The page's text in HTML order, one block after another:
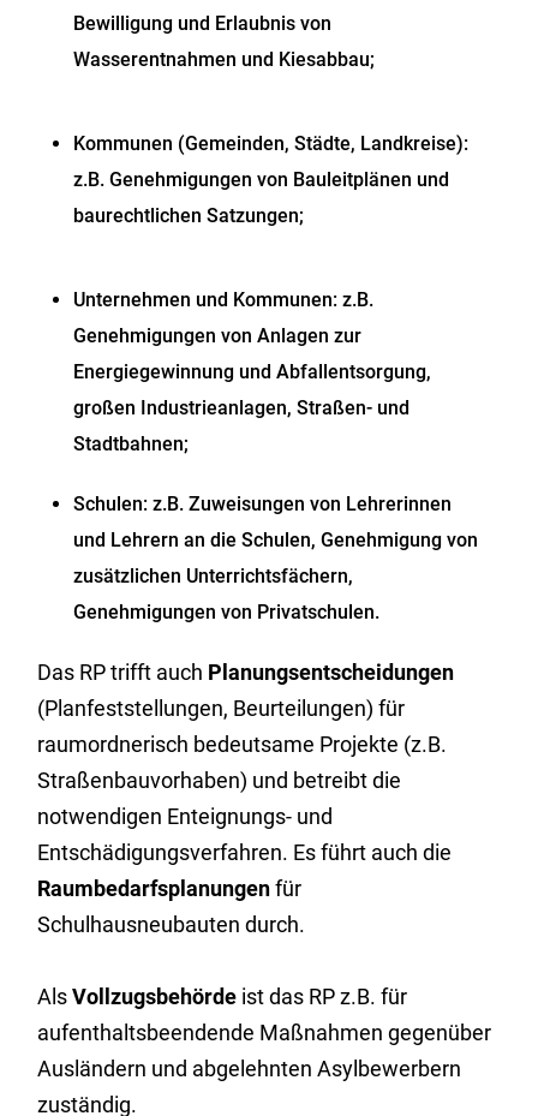
Bewilligung und Erlaubnis von
Wasserentnahmen und Kiesabbau;
Kommunen (Gemeinden, Städte, Landkreise):
z.B. Genehmigungen von Bauleitplänen und
baurechtlichen Satzungen;
Unternehmen und Kommunen: z.B.
Genehmigungen von Anlagen zur
Energiegewinnung und Abfallentsorgung,
großen Industrieanlagen, Straßen- und
Stadtbahnen;
Schulen: z.B. Zuweisungen von Lehrerinnen
und Lehrern an die Schulen, Genehmigung von
zusätzlichen Unterrichtsfächern,
Genehmigungen von Privatschulen.
Das RP trifft auch Planungsentscheidungen
(Planfeststellungen, Beurteilungen) für
raumordnerisch bedeutsame Projekte (z.B.
Straßenbauvorhaben) und betreibt die
notwendigen Enteignungs- und
Entschädigungsverfahren. Es führt auch die
Raumbedarfsplanungenfür
Schulhausneubauten durch.
AlsVollzugsbehörde ist das RP z.B. für
aufenthaltsbeendende Maßnahmen gegenüber
Ausländern und abgelehnten Asylbewerbern
zuständig.